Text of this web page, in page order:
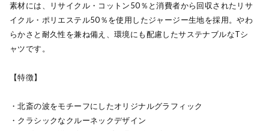
素材には、リサイクル・コットン50％と消費者から回収されたリサ
イクル・ポリエステル50％を使用したジャージー生地を採用。やわ
らかさと耐久性を兼ね備え、環境にも配慮したサステナブルなTシ
ャツです。
【特徴】
・北斎の波をモチーフにしたオリジナルグラフィック
・クラシックなクルーネックデザイン